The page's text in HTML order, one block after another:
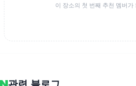
이 장소의 첫 번째 추천 멤버가